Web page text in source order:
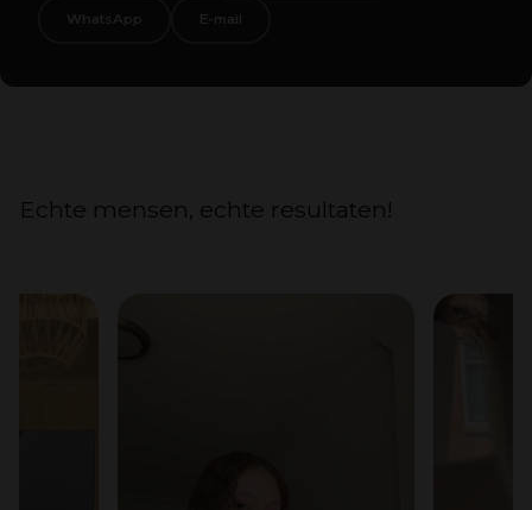
WhatsApp E-mail
Echte mensen, echte resultaten!